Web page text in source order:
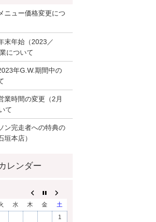
ニュー価格変更につ
末年始（2023／
について
年G.W.期間中の
業時間の変更（2月
て
ン完走者への特典の
垣本店）
水 木 金
土
1